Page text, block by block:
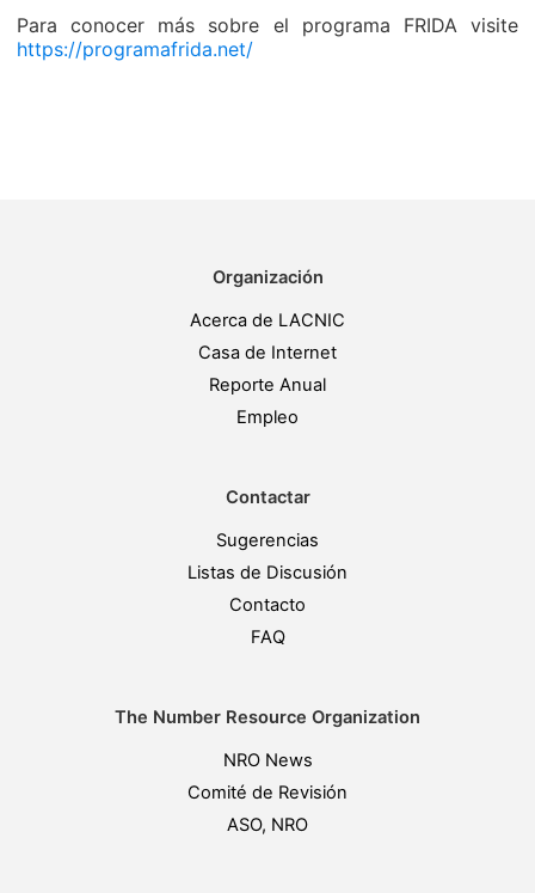
Para conocer más sobre el programa FRIDA visite
https://programafrida.net/
Organización
Acerca de LACNIC
Casa de Internet
Reporte Anual
Empleo
Contactar
Sugerencias
Listas de Discusión
Contacto
FAQ
The Number Resource Organization
NRO News
Comité de Revisión
ASO, NRO